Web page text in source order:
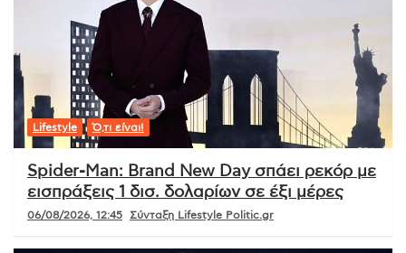
Lifestyle Ό,τι είναι!
Spider-Man: Brand New Day σπάει ρεκόρ με
εισπράξεις 1 δισ. δολαρίων σε έξι μέρες
06/08/2026, 12:45 Σύνταξη Lifestyle Politic.gr